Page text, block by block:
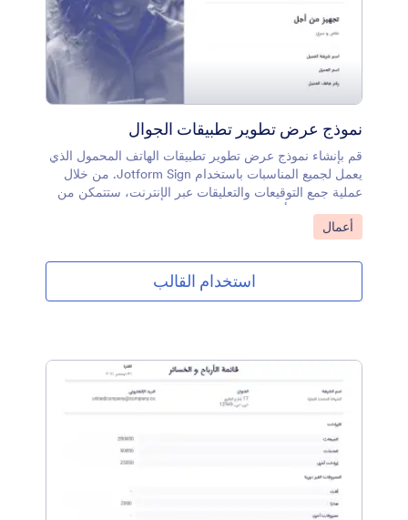
نموذج عرض تطوير تطبيقات الجوال
قم بإنشاء نموذج عرض تطوير تطبيقات الهاتف المحمول الذي
يعمل لجميع المناسبات باستخدام Jotform Sign. من خلال
عملية جمع التوقيعات والتعليقات عبر الإنترنت، ستتمكن من
إدارة توقيعات أعضاء فريقك في مكان واحد مناسب. شاركه
عبر البريد الإلكتروني أو قم بتضمينه في موقع فريق عملك
الأجهزة المحمولة هذا أمرًا بسيطًا وفعالًا باستخدام Jotform
Sign. قم بتحديث الشروط والأحكام وإضافة حقول النموذج أو
إزالتها وتغيير الخطوط والألوان وإجراء تغييرات تجميلية أخرى
والملاحظات على الفور. تعاون بشكل أكثر ذكاءً مع Jotform.
لتجميع التوقيعات الإلكترونية على أي جهاز، قم بإنشاء مستند
توقيع إلكتروني باستخدام Jotform Sign.
انتقل إلى الفئة:
أعمال
استخدام القالب